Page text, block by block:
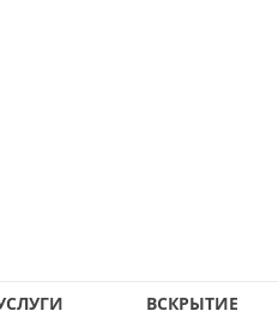
ВСКРЫТИЕ